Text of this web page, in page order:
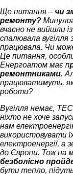
Ще питання – чи
ремонту?
вчасно не вийшли
спалювала вугілля
працювала. Чи
Це питання,
Енергоатом має п
ремонтниками.
працюватимуть,
роботи?
Вугілля немає,
ніхто не хоче
нам
використовувати
електроенергії, а
до Європи. Тож на
безболісно
бути тепло,